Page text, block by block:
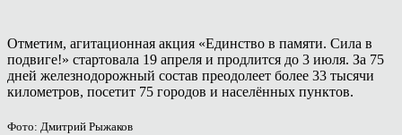
Отметим, агитационная акция «Единство в памяти. Сила в
подвиге!» стартовала 19 апреля и продлится до 3 июля. За 75
дней железнодорожный состав преодолеет более 33 тысячи
километров, посетит 75 городов и населённых пунктов.
Фото: Дмитрий Рыжаков